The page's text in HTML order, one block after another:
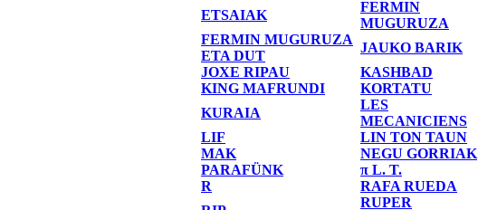
ETSAIAK
FERMIN
MUGURUZA
FERMIN MUGURUZA
ETA DUT
JAUKO BARIK
JOXE RIPAU
KASHBAD
KING MAFRUNDI
KORTATU
KURAIA
LES
MECANICIENS
LIF
LIN TON TAUN
MAK
NEGU GORRIAK
PARAFÜNK
π L. T.
R
RAFA RUEDA
RUPER